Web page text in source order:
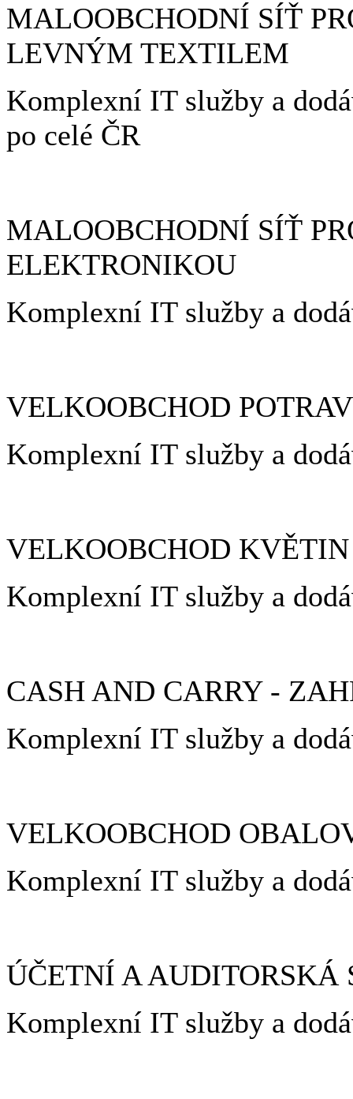
MALOOBCHODNÍ SÍŤ
LEVNÝM TEXTILEM
Komplexní IT služby a
po celé ČR
MALOOBCHODNÍ SÍŤ
ELEKTRONIKOU
Komplexní IT služby a
VELKOOBCHOD
Komplexní IT služby a
VELKOOBCHOD KVĚTIN
Komplexní IT služby a
CASH AND CARRY -
Komplexní IT služby a
VELKOOBCHOD
Komplexní IT služby a
ÚČETNÍ A AUDITORSKÁ
Komplexní IT služby a